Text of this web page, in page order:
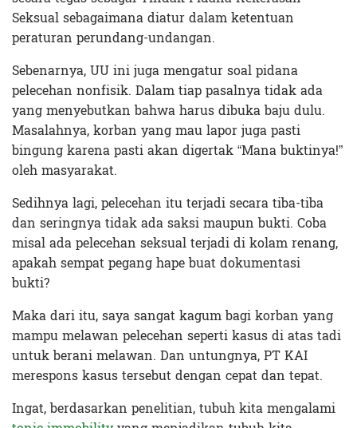
Seksual sebagaimana diatur dalam ketentuan
peraturan perundang-undangan.
Sebenarnya, UU ini juga mengatur soal pidana
pelecehan nonfisik. Dalam tiap pasalnya tidak ada
yang menyebutkan bahwa harus dibuka baju dulu.
Masalahnya, korban yang mau lapor juga pasti
bingung karena pasti akan digertak “Mana buktinya!”
oleh masyarakat.
Sedihnya lagi, pelecehan itu terjadi secara tiba-tiba
dan seringnya tidak ada saksi maupun bukti. Coba
misal ada pelecehan seksual terjadi di kolam renang,
apakah sempat pegang hape buat dokumentasi
bukti?
Maka dari itu, saya sangat kagum bagi korban yang
mampu melawan pelecehan seperti kasus di atas tadi
untuk berani melawan. Dan untungnya, PT KAI
merespons kasus tersebut dengan cepat dan tepat.
Ingat, berdasarkan penelitian, tubuh kita mengalami